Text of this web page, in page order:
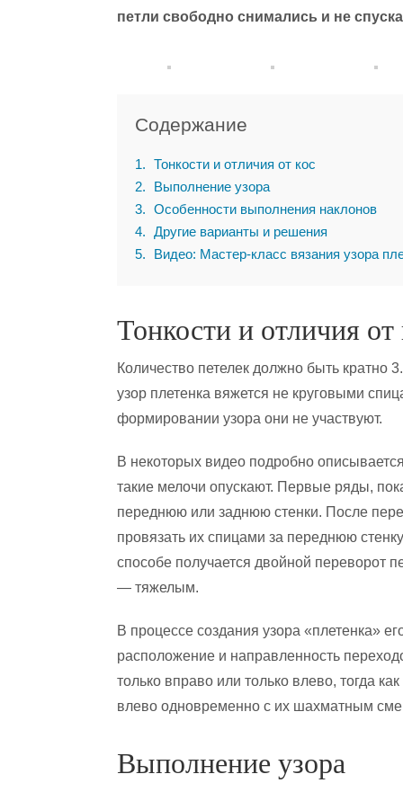
петли свободно снимались и не
Содержание
1
Тонкости и отличия от кос
2
Выполнение узора
3
Особенности выполнения наклонов
4
Другие варианты и решения
5
Видео: Мастер-класс вязания узора
Тонкости и отличия от
Количество петелек должно быть кратно
узор плетенка вяжется не круговыми
формировании узора они не участвуют.
В некоторых видео подробно
такие мелочи опускают. Первые ряды,
переднюю или заднюю стенки. После
провязать их спицами за переднюю
способе получается двойной переворот
— тяжелым.
В процессе создания узора «плетенка»
расположение и направленность
только вправо или только влево, тогда
влево одновременно с их шахматным
Выполнение узора